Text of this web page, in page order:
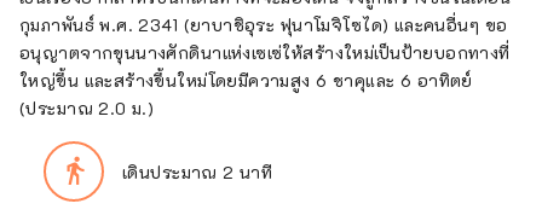
กุมภาพันธ์ พ.ศ. 2341 (ยาบาชิอุระ ฟุนาโมจิโซได) และคนอื่นๆ ขอ
อนุญาตจากขุนนางศักดินาแห่งเซเซ่ให้สร้างใหม่เป็นป้ายบอกทางที่
ใหญ่ขึ้น และสร้างขึ้นใหม่โดยมีความสูง 6 ชาคุและ 6 อาทิตย์
(ประมาณ 2.0 ม.)
directions_walk เดินประมาณ 2 นาที